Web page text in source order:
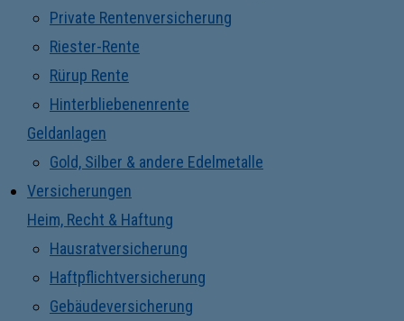
Private Rentenversicherung
Riester-Rente
Rürup Rente
Hinterbliebenenrente
Geldanlagen
Gold, Silber & andere Edelmetalle
Versicherungen
Heim, Recht & Haftung
Hausratversicherung
Haftpflichtversicherung
Gebäudeversicherung